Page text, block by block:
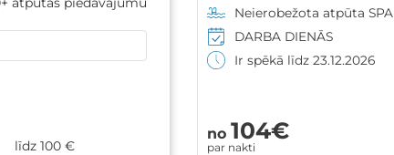
līdz 100 €
Neierobežota atpūta
DARBA DIENĀS
Ir spēkā līdz 23.12.2026
no 104€
par nakti